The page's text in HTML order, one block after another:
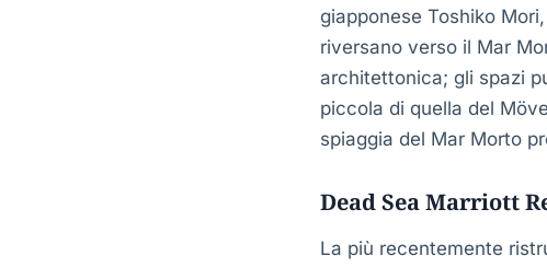
giapponese Toshiko
riversano verso il Mar
architettonica; gli spazi
piccola di quella del
spiaggia del Mar Morto
Dead Sea Marriott
La più recentemente